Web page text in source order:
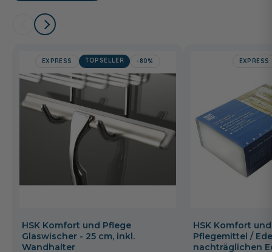
EXPRESS TOPSELLER -80%
HSK Komfort und Pflege
Glaswischer - 25 cm, inkl.
Wandhalter
EXPRESS
HSK Komfort
Pflegemittel /
nachträglichen